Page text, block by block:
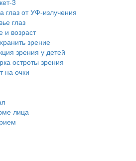
3
глаз от УФ-излучения
глаз
и возраст
зрение
зрения у детей
остроты зрения
на очки
лица